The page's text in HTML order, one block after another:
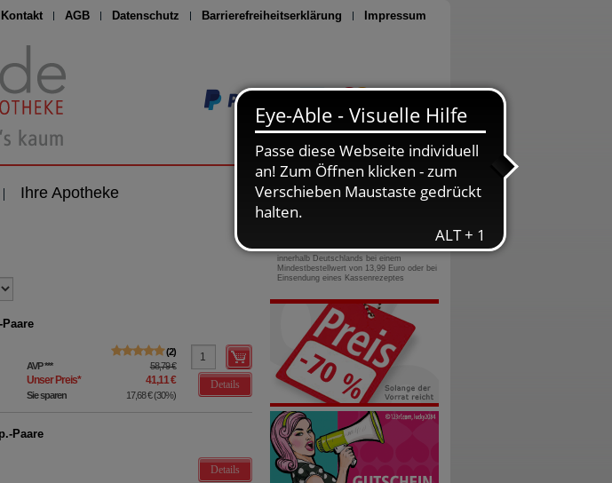
Kontakt AGB Datenschutz Barrierefreiheitserklärung Impressum
Seite drucken
Ihre Apotheke
2
AVP*** 58,79 €
Unser Preis* 41,11 €
Sie sparen 17,68 €(30%)
Details
Paare
Details
0800-10 11 422
gebührenfreie Rufnummer
innerhalb Deutschlands bei einem
Mindestbestellwert von 13,99 Euro oder bei
Einsendung eines Kassenrezeptes